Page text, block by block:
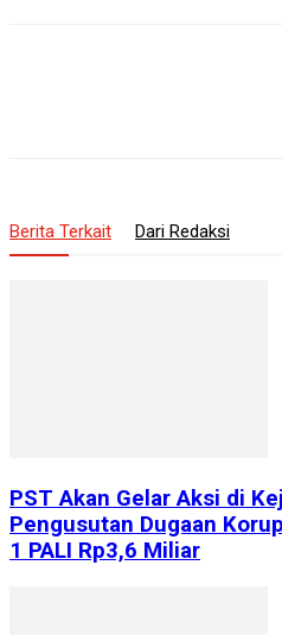
Berita Terkait Dari Redaksi
PST Akan Gelar Aksi di
Pengusutan Dugaan
1 PALI Rp3,6 Miliar